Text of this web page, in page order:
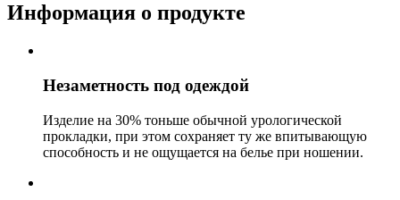
Информация о продукте
Незаметность под одеждой
Изделие на 30% тоньше обычной урологической
прокладки, при этом сохраняет ту же впитывающую
способность и не ощущается на белье при ношении.